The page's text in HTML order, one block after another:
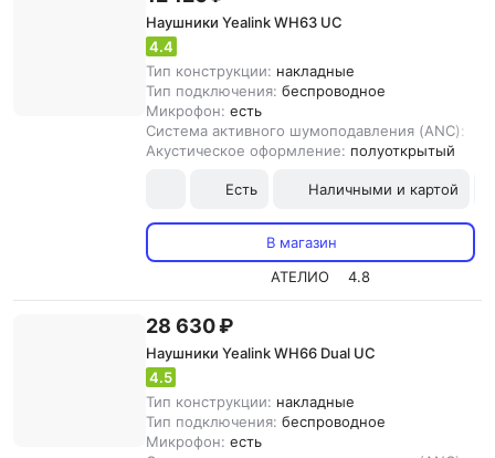
Наушники Yealink WH63 UC
4.4
Тип конструкции: накладные
Тип подключения: беспроводное
Микрофон: есть
Система активного шумоподавления (ANC):
Акустическое оформление: полуоткрытый
Есть Наличными и картой
В магазин
АТЕЛИО
4.8
28 630 ₽
Наушники Yealink WH66 Dual UC
4.5
Тип конструкции: накладные
Тип подключения: беспроводное
Микрофон: есть